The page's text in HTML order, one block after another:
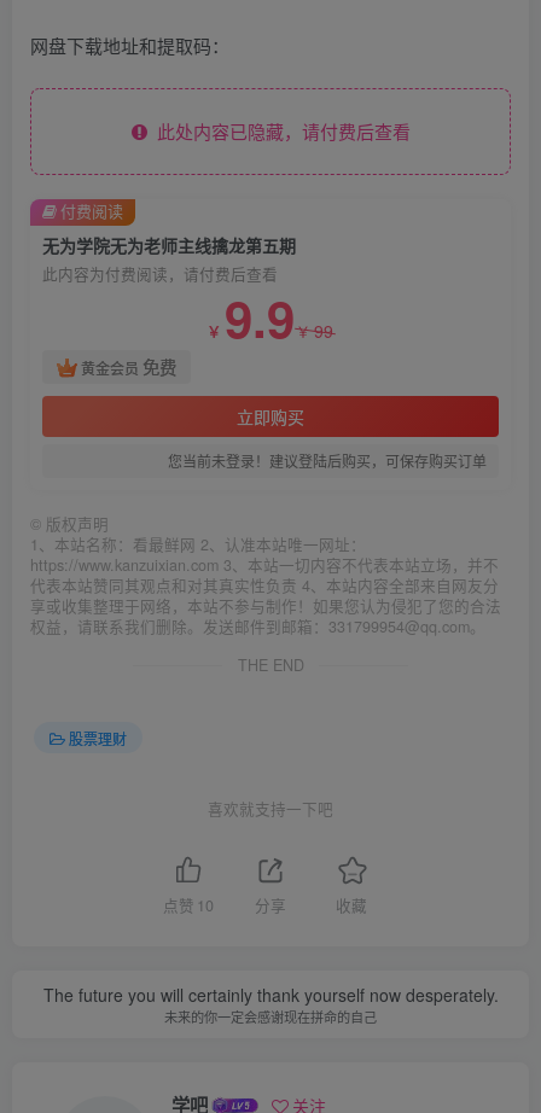
网盘下载地址和提取码：
此处内容已隐藏，请付费后查看
无为学院无为老师主线擒龙第五期
此内容为付费阅读，请付费后查看
￥ 9.9￥99
黄金会员 免费
立即购买
您当前未登录！建议登陆后购买，可保存购买订单
付费阅读
© 版权声明
1、本站名称：看最鲜网 2、认准本站唯一网址：
https://www.kanzuixian.com 3、本站一切内容不代表本站立场，并不
代表本站赞同其观点和对其真实性负责 4、本站内容全部来自网友分
享或收集整理于网络，本站不参与制作！如果您认为侵犯了您的合法
权益，请联系我们删除。发送邮件到邮箱：331799954@qq.com。
THE END
股票理财
喜欢就支持一下吧
点赞 10 分享 收藏
The future you will certainly thank yourself now desperately.
未来的你一定会感谢现在拼命的自己
学吧 关注